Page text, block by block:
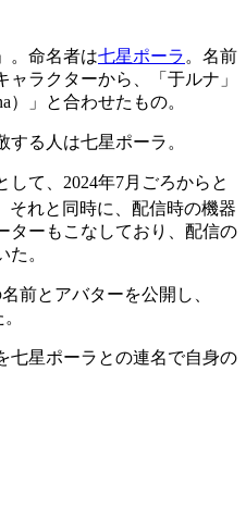
」。命名者は七星ポーラ 。名前
ラクターから、「于ルナ」
）」と合わせたもの。
る人は七星ポーラ。
して、2024年7月ごろからと
それと同時に、配信時の機器
ターもこなしており、配信の
。
前とアバターを公開し、
星ポーラとの連名で自身の